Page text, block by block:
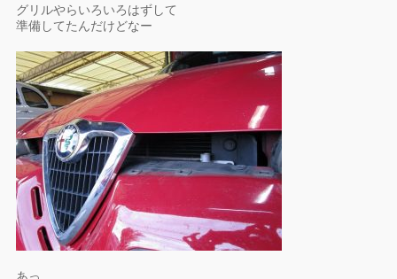
グリルやらいろいろはずして
準備してたんだけどなー